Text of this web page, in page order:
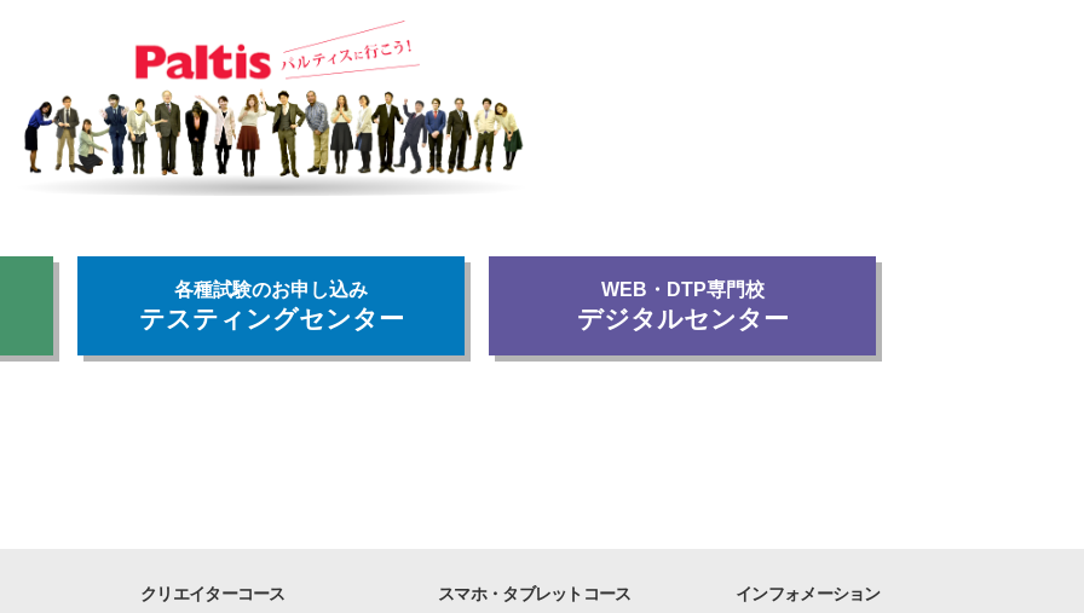
各種試験のお申し込み
テスティングセンター
WEB・DTP専門校
デジタルセンター
クリエイターコース スマホ・タブレットコース インフォメーション